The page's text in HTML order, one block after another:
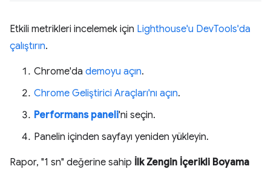
Etkili metrikleri incelemek için Lighthouse'u DevTools'da
çalıştırın.
Chrome'da demoyu açın.
Chrome Geliştirici Araçları'nı açın.
Performans paneli'ni seçin.
Panelin içinden sayfayı yeniden yükleyin.
Rapor, "1 sn" değerine sahip İlk Zengin İçerikli Boyama